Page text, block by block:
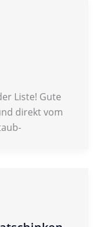
Liste! Gute
direkt vom